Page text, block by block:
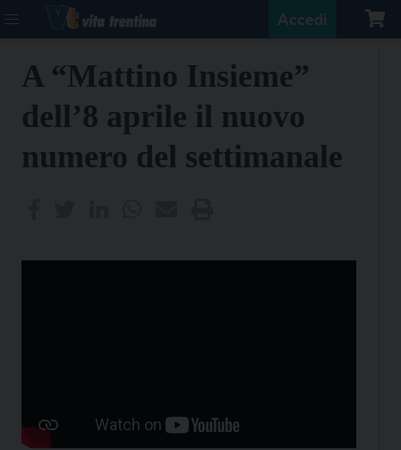
Accedi
A “Mattino Insieme”
dell’8 aprile il nuovo
numero del settimanale